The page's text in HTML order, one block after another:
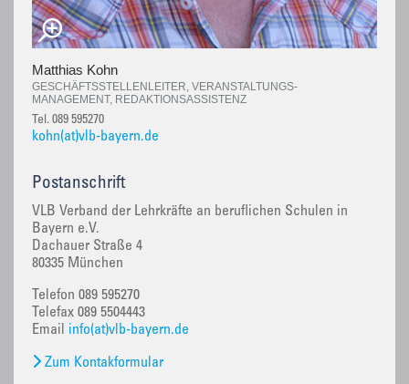
Matthias Kohn
GESCHÄFTSSTELLENLEITER, VERANSTALTUNGS-
MANAGEMENT, REDAKTIONSASSISTENZ
Tel. 089 595270
kohn(at)vlb-bayern.de
Postanschrift
VLB Verband der Lehrkräfte an beruflichen Schulen in
Bayern e.V.
Dachauer Straße 4
80335 München
Telefon 089 595270
Telefax 089 5504443
Email info(at)vlb-bayern.de
Zum Kontakformular